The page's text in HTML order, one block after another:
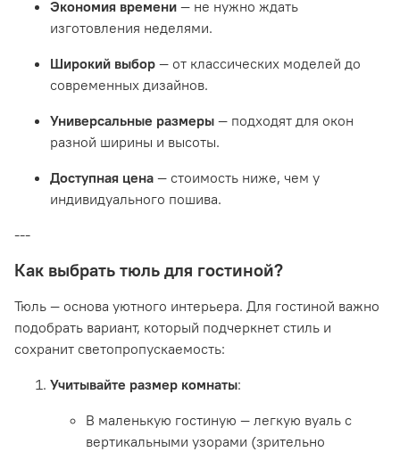
Экономия времени — не нужно ждать
изготовления неделями.
Широкий выбор — от классических моделей до
современных дизайнов.
Универсальные размеры — подходят для окон
разной ширины и высоты.
Доступная цена — стоимость ниже, чем у
индивидуального пошива.
---
Как выбрать тюль для гостиной?
Тюль — основа уютного интерьера. Для гостиной важно
подобрать вариант, который подчеркнет стиль и
сохранит светопропускаемость:
Учитывайте размер комнаты:
В маленькую гостиную — легкую вуаль с
вертикальными узорами (зрительно